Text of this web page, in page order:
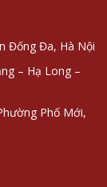
Đống Đa, Hà Nội
– Hạ Long –
Phố Mới,